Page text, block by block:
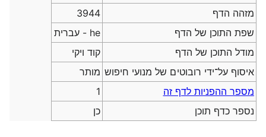
מזהה הדף
3944
שפת התוכן של הדף
he - עברית
מודל התוכן של הדף
קוד ויקי
איסוף על־ידי רובוטים של מנועי חיפוש מותר
מספר ההפניות לדף זה
1
נספר כדף תוכן
כן